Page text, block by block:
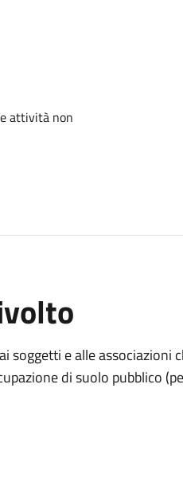
attività non
soggetti e alle
di suolo pubblico